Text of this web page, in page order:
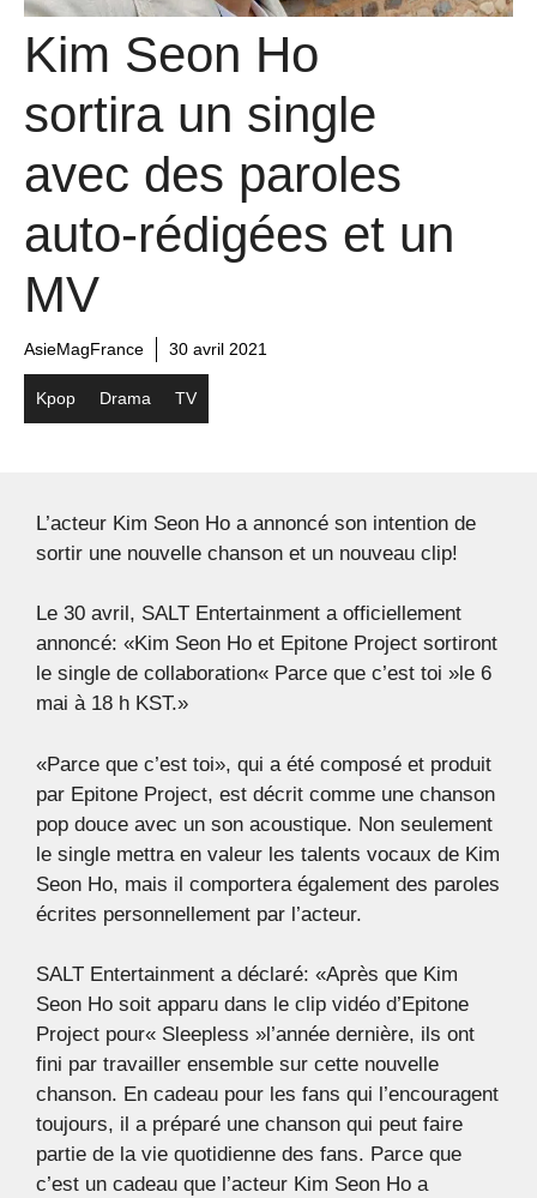
Kim Seon Ho
sortira un single
avec des paroles
auto-rédigées et un
MV
AsieMagFrance 30 avril 2021
Kpop Drama TV
L’acteur Kim Seon Ho a annoncé son intention de
sortir une nouvelle chanson et un nouveau clip!
Le 30 avril, SALT Entertainment a officiellement
annoncé: «Kim Seon Ho et Epitone Project sortiront
le single de collaboration« Parce que c’est toi »le 6
mai à 18 h KST.»
«Parce que c’est toi», qui a été composé et produit
par Epitone Project, est décrit comme une chanson
pop douce avec un son acoustique. Non seulement
le single mettra en valeur les talents vocaux de Kim
Seon Ho, mais il comportera également des paroles
écrites personnellement par l’acteur.
SALT Entertainment a déclaré: «Après que Kim
Seon Ho soit apparu dans le clip vidéo d’Epitone
Project pour« Sleepless »l’année dernière, ils ont
fini par travailler ensemble sur cette nouvelle
chanson. En cadeau pour les fans qui l’encouragent
toujours, il a préparé une chanson qui peut faire
partie de la vie quotidienne des fans. Parce que
c’est un cadeau que l’acteur Kim Seon Ho a